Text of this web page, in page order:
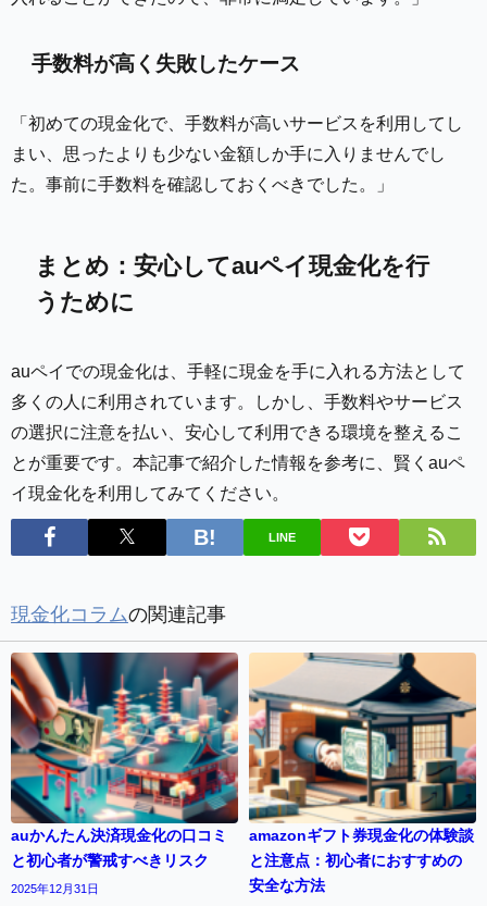
手数料が高く失敗したケース
「初めての現金化で、手数料が高いサービスを利用してし
まい、思ったよりも少ない金額しか手に入りませんでし
た。事前に手数料を確認しておくべきでした。」
まとめ：安心してauペイ現金化を行
うために
auペイでの現金化は、手軽に現金を手に入れる方法として
多くの人に利用されています。しかし、手数料やサービス
の選択に注意を払い、安心して利用できる環境を整えるこ
とが重要です。本記事で紹介した情報を参考に、賢くauペ
イ現金化を利用してみてください。
LINE
現金化コラムの関連記事
auかんたん決済現金化の口コミ
と初心者が警戒すべきリスク
2025年12月31日
amazonギフト券現金化の体験談
と注意点：初心者におすすめの
安全な方法